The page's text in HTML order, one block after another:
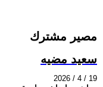
مصير مشترك
سعيد مضيه
2026 / 4 / 19